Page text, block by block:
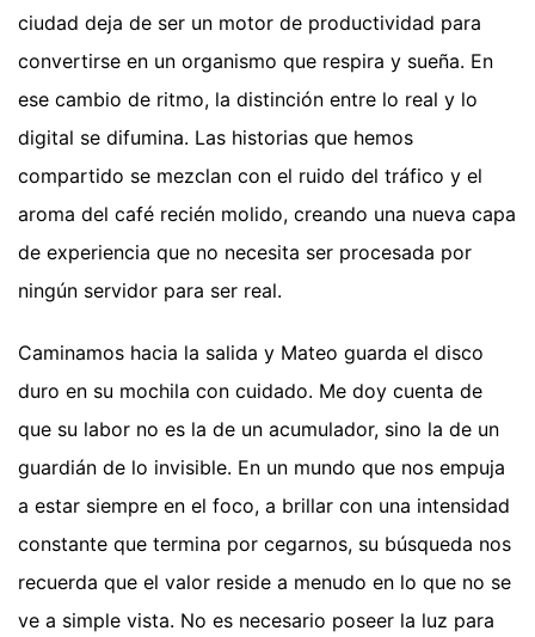
ciudad deja de ser un motor de productividad para
convertirse en un organismo que respira y sueña. En
ese cambio de ritmo, la distinción entre lo real y lo
digital se difumina. Las historias que hemos
compartido se mezclan con el ruido del tráfico y el
aroma del café recién molido, creando una nueva capa
de experiencia que no necesita ser procesada por
ningún servidor para ser real.
Caminamos hacia la salida y Mateo guarda el disco
duro en su mochila con cuidado. Me doy cuenta de
que su labor no es la de un acumulador, sino la de un
guardián de lo invisible. En un mundo que nos empuja
a estar siempre en el foco, a brillar con una intensidad
constante que termina por cegarnos, su búsqueda nos
recuerda que el valor reside a menudo en lo que no se
ve a simple vista. No es necesario poseer la luz para